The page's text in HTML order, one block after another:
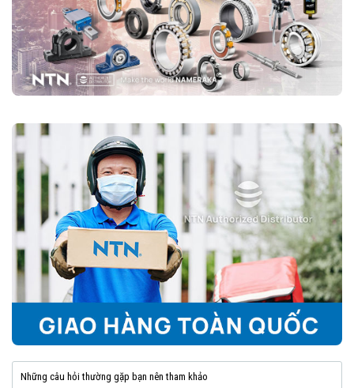
(vongbiNTN.com) làĐại lý uỷ quyền vòng bi NTN chính hãng
tại Việt Nam. Liên hệ ngay với chúng tôi nếu Bạn cần tư vấn loại
vòng bi NTN phù hợp với ứng dụng của mình.
Những câu hỏi thường gặp bạn nên tham khảo